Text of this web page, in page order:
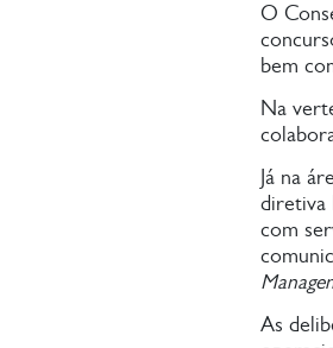
O
bem
Na
Já na
diretiva
com
As